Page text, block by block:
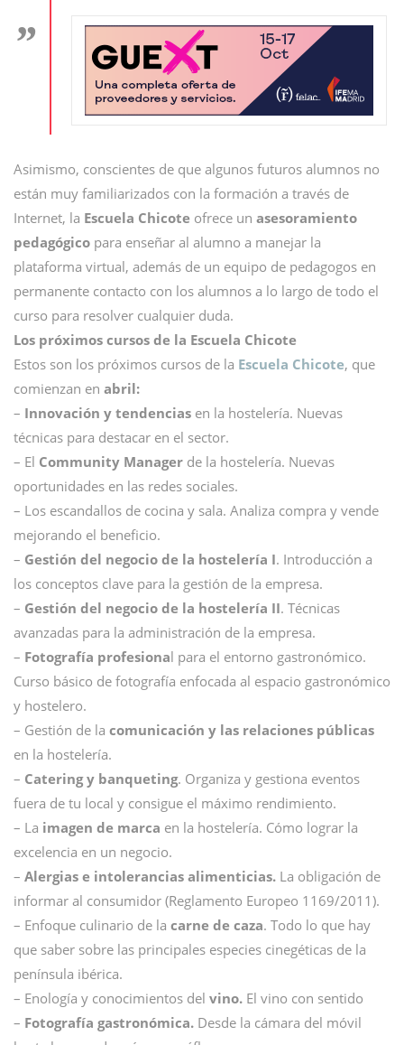
Asimismo, conscientes de que algunos futuros alumnos no
están muy familiarizados con la formación a través de
Internet, la Escuela Chicote ofrece un asesoramiento
pedagógico para enseñar al alumno a manejar la
plataforma virtual, además de un equipo de pedagogos en
permanente contacto con los alumnos a lo largo de todo el
curso para resolver cualquier duda.
Los próximos cursos de la Escuela Chicote
Estos son los próximos cursos de la Escuela Chicote, que
comienzan en abril:
– Innovación y tendencias en la hostelería. Nuevas
técnicas para destacar en el sector.
– El Community Manager de la hostelería. Nuevas
oportunidades en las redes sociales.
– Los escandallos de cocina y sala. Analiza compra y vende
mejorando el beneficio.
– Gestión del negocio de la hostelería I. Introducción a
los conceptos clave para la gestión de la empresa.
– Gestión del negocio de la hostelería II. Técnicas
avanzadas para la administración de la empresa.
– Fotografía profesional para el entorno gastronómico.
Curso básico de fotografía enfocada al espacio gastronómico
y hostelero.
– Gestión de la comunicación y las relaciones públicas
en la hostelería.
– Catering y banqueting. Organiza y gestiona eventos
fuera de tu local y consigue el máximo rendimiento.
– La imagen de marca en la hostelería. Cómo lograr la
excelencia en un negocio.
– Alergias e intolerancias alimenticias. La obligación de
informar al consumidor (Reglamento Europeo 1169/2011).
– Enfoque culinario de la carne de caza. Todo lo que hay
que saber sobre las principales especies cinegéticas de la
península ibérica.
– Enología y conocimientos del vino. El vino con sentido
– Fotografía gastronómica. Desde la cámara del móvil